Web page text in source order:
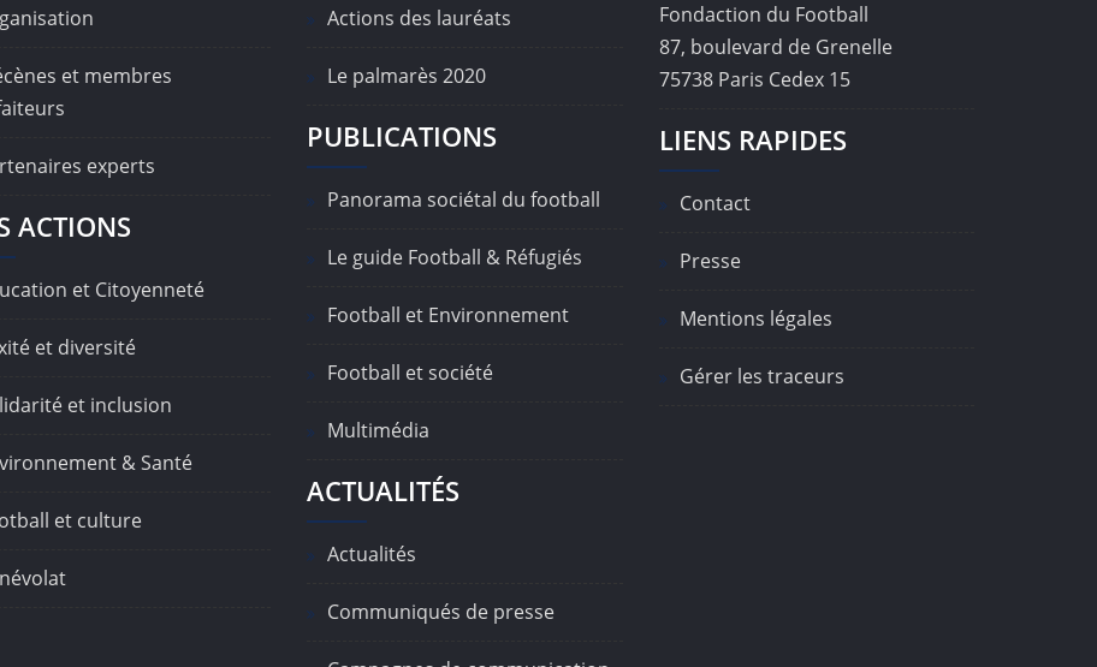
et membres
experts
ACTIONS
et Citoyenneté
et diversité
et inclusion
& Santé
et culture
Actions des lauréats
Le palmarès 2020
PUBLICATIONS
Panorama sociétal du football
Le guide Football & Réfugiés
Football et Environnement
Football et société
Multimédia
ACTUALITÉS
Actualités
Communiqués de presse
Fondaction du Football
87, boulevard de Grenelle
75738 Paris Cedex 15
LIENS RAPIDES
Contact
Presse
Mentions légales
Gérer les traceurs